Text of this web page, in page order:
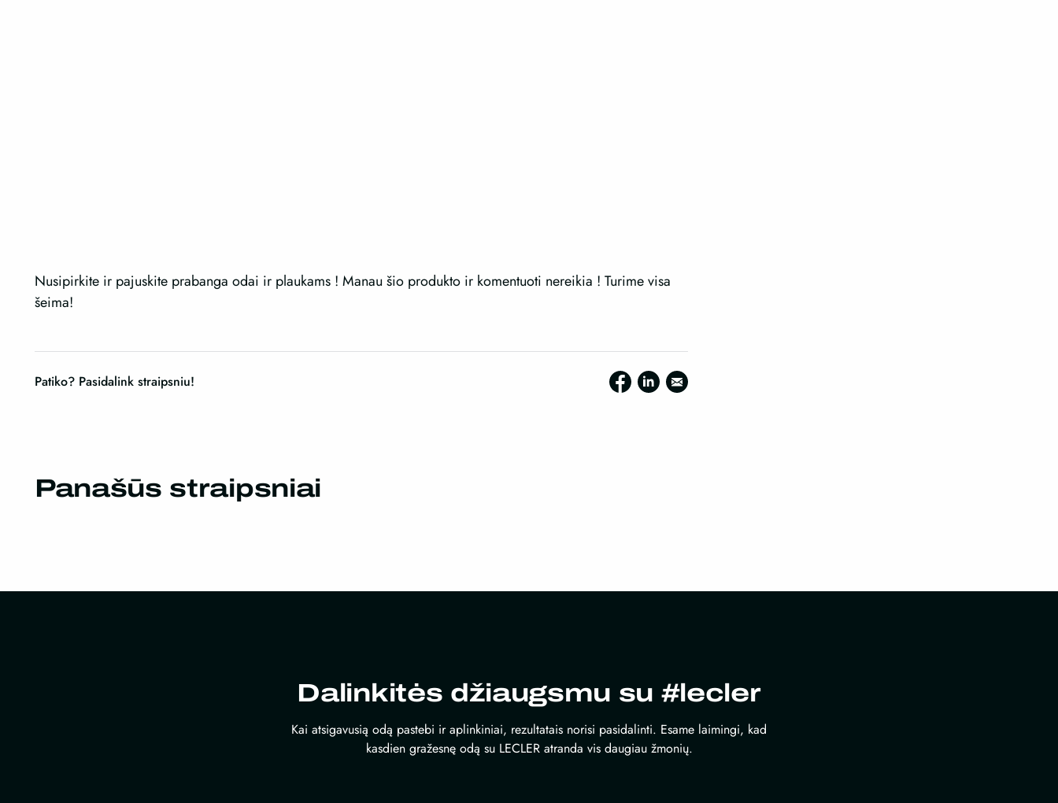
Nusipirkite ir pajuskite prabanga odai ir plaukams ! Manau šio produkto ir komentuoti nereikia ! Turime visa
šeima!
Patiko? Pasidalink straipsniu!
Panašūs straipsniai
Dalinkitės džiaugsmu su #lecler
Kai atsigavusią odą pastebi ir aplinkiniai, rezultatais norisi pasidalinti. Esame laimingi, kad
kasdien gražesnę odą su LECLER atranda vis daugiau žmonių.